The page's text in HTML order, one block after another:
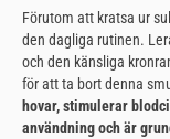
Förutom att kratsa ur
den dagliga rutinen.
och den känsliga
för att ta bort denna
hovar, stimulerar
användning och är